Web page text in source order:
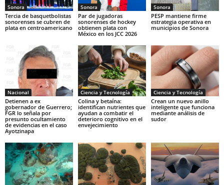
Sonora
Tercia de basquetbolistas
sonorenses se cubren de
plata en centroamericano
Sonora
Par de jugadoras
sonorenses de hockey
obtienen plata con
México en los JCC 2026
Sonora
PESP mantiene firme
estrategia operativa en
municipios de Sonora
Nacional
Detienen a ex
gobernador de Guerrero;
FGR lo señala por
presunto ocultamiento
de evidencias en el caso
Ayotzinapa
Ciencia y Tecnología
Colina y betaína:
identifican nutrientes que
ayudan a combatir el
deterioro cognitivo en el
envejecimiento
Ciencia y Tecnología
Crean un nuevo anillo
inteligente que funciona
mediante análisis de
sudor